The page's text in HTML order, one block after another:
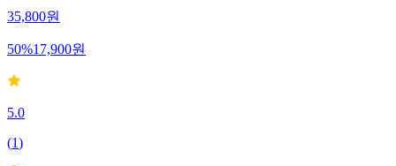
35,800원
50%17,900원
5.0
(1)